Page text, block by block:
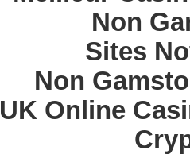
Non
Sites
Non
UK Online